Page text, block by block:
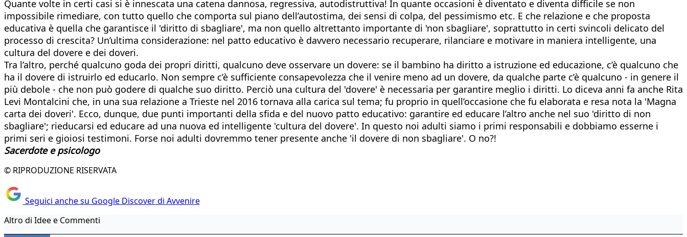
Quante volte in certi casi si è innescata una catena dannosa, regressiva, autodistruttiva! In quante occasioni è diventato e diventa difficile se non
impossibile rimediare, con tutto quello che comporta sul piano dell’autostima, dei sensi di colpa, del pessimismo etc. E che relazione e che proposta
educativa è quella che garantisce il 'diritto di sbagliare', ma non quello altrettanto importante di 'non sbagliare', soprattutto in certi svincoli delicato del
processo di crescita? Un’ultima considerazione: nel patto educativo è davvero necessario recuperare, rilanciare e motivare in maniera intelligente, una
cultura del dovere e dei doveri.
Tra l’altro, perché qualcuno goda dei propri diritti, qualcuno deve osservare un dovere: se il bambino ha diritto a istruzione ed educazione, c’è qualcuno che
ha il dovere di istruirlo ed educarlo. Non sempre c’è sufficiente consapevolezza che il venire meno ad un dovere, da qualche parte c’è qualcuno - in genere il
più debole - che non può godere di qualche suo diritto. Perciò una cultura del 'dovere' è necessaria per garantire meglio i diritti. Lo diceva anni fa anche Rita
Levi Montalcini che, in una sua relazione a Trieste nel 2016 tornava alla carica sul tema; fu proprio in quell’occasione che fu elaborata e resa nota la 'Magna
carta dei doveri'. Ecco, dunque, due punti importanti della sfida e del nuovo patto educativo: garantire ed educare l’altro anche nel suo 'diritto di non
sbagliare'; rieducarsi ed educare ad una nuova ed intelligente 'cultura del dovere'. In questo noi adulti siamo i primi responsabili e dobbiamo esserne i
primi seri e gioiosi testimoni. Forse noi adulti dovremmo tener presente anche 'il dovere di non sbagliare'. O no?!
Sacerdote e psicologo
© RIPRODUZIONE RISERVATA
Seguici anche su Google Discover di Avvenire
Altro di Idee e Commenti